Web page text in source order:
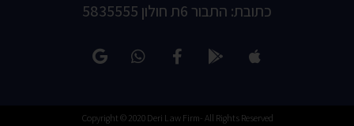
כתובת: התבור 6ת חולון 5835555
Copyright © 2020 Deri Law Firm- All Rights Reserved